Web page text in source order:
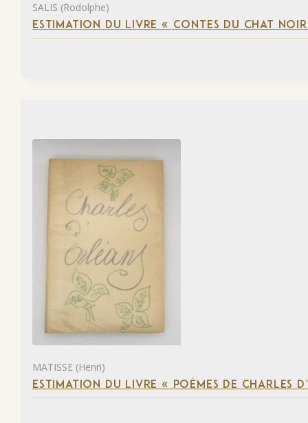
SALIS (Rodolphe)
ESTIMATION DU LIVRE « CONTES DU CHAT
MATISSE (Henri)
ESTIMATION DU LIVRE « POÈMES DE CHARLES